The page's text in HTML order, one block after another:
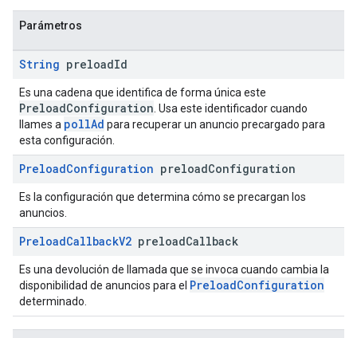
Parámetros
String preloadId
Es una cadena que identifica de forma única este
PreloadConfiguration . Usa este identificador cuando
llames a pollAd para recuperar un anuncio precargado para
esta configuración.
PreloadConfiguration preloadConfiguration
Es la configuración que determina cómo se precargan los
anuncios.
PreloadCallbackV2 preloadCallback
Es una devolución de llamada que se invoca cuando cambia la
disponibilidad de anuncios para el PreloadConfiguration
determinado.